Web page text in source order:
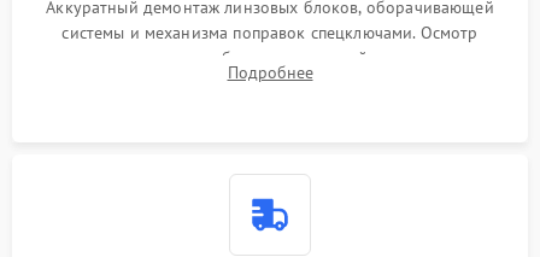
Аккуратный демонтаж линзовых блоков, оборачивающей
системы и механизма поправок спецключами. Осмотр
внутренних резьбовых соединений, пружин и
уплотнительных колец. Поиск причин люфта, смещения
Подробнее